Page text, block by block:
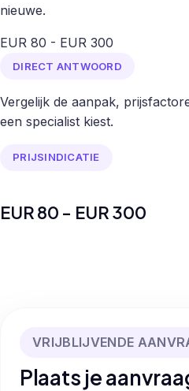
nieuwe.
EUR 80 - EUR 300
DIRECT ANTWOORD
Vergelijk de aanpak,
een specialist kiest.
PRIJSINDICATIE
EUR 80 - EUR 300
VRIJBLIJVENDE
Plaats je